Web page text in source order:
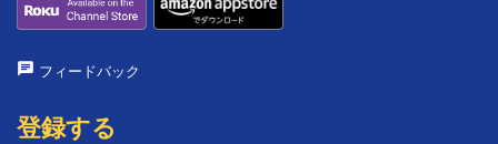
フィードバック
登録する